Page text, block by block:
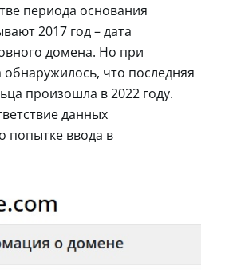
периода основания
2017 год – дата
домена. Но при
что последняя
произошла в 2022 году.
данных
попытке ввода в